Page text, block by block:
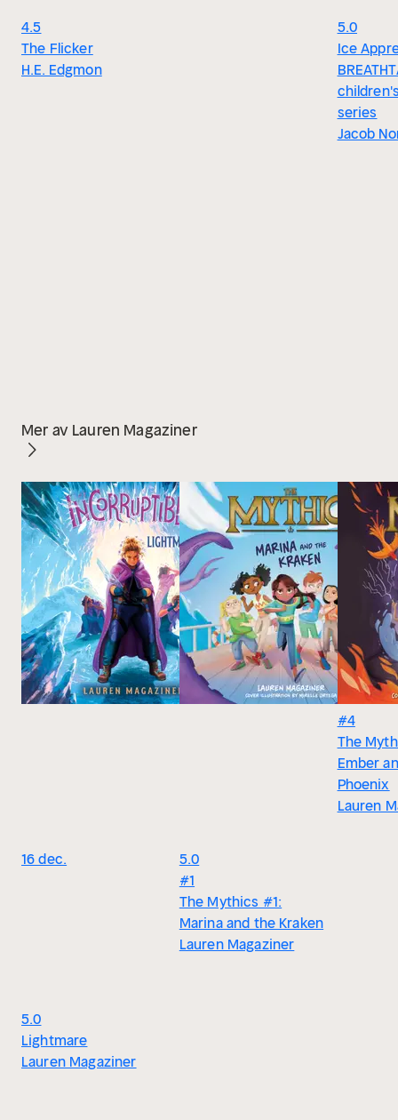
4.5
The Flicker
H.E. Edgmon
5.0
Ice
series
Jacob
Mer av Lauren Magaziner
16 dec.
5.0
Lightmare
Lauren Magaziner
5.0
#1
The Mythics #1:
Marina and the Kraken
Lauren Magaziner
#4
The
Ember
Phoenix
Lauren